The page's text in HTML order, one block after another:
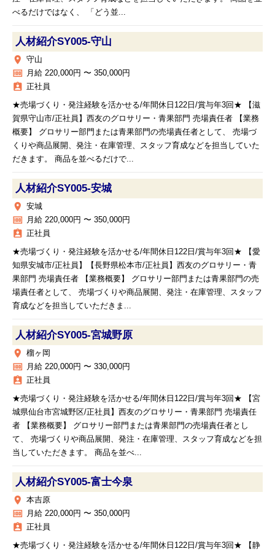
べるだけではなく、 「どう並...
人材紹介SY005‐守山
place 守山
money 月給 220,000円 〜 350,000円
assignment_ind 正社員
★売場づくり・発注経験を活かせる/年間休日122日/賞与年3回★ 【滋
賀県守山市/正社員】西友のグロサリー・青果部門 売場責任者 【業務
概要】 グロサリー部門または青果部門の売場責任者として、 売場づ
くりや商品展開、発注・在庫管理、スタッフ育成などを担当していた
だきます。 商品を並べるだけで...
人材紹介SY005‐安城
place 安城
money 月給 220,000円 〜 350,000円
assignment_ind 正社員
★売場づくり・発注経験を活かせる/年間休日122日/賞与年3回★ 【愛
知県安城市/正社員】【長野県松本市/正社員】西友のグロサリー・青
果部門 売場責任者 【業務概要】 グロサリー部門または青果部門の売
場責任者として、 売場づくりや商品展開、発注・在庫管理、スタッフ
育成などを担当していただきま...
人材紹介SY005‐宮城野原
place 榴ヶ岡
money 月給 220,000円 〜 330,000円
assignment_ind 正社員
★売場づくり・発注経験を活かせる/年間休日122日/賞与年3回★ 【宮
城県仙台市宮城野区/正社員】西友のグロサリー・青果部門 売場責任
者 【業務概要】 グロサリー部門または青果部門の売場責任者とし
て、 売場づくりや商品展開、発注・在庫管理、スタッフ育成などを担
当していただきます。 商品を並べ...
人材紹介SY005‐富士今泉
place 本吉原
money 月給 220,000円 〜 350,000円
assignment_ind 正社員
★売場づくり・発注経験を活かせる/年間休日122日/賞与年3回★ 【静